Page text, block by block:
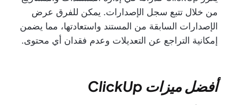
من خلال تتبع سجل الإصدارات. يمكن للفرق عرض
الإصدارات السابقة من المستند واستعادتها، مما يضمن
إمكانية التراجع عن التعديلات وعدم فقدان أي محتوى.
أفضل ميزات ClickUp